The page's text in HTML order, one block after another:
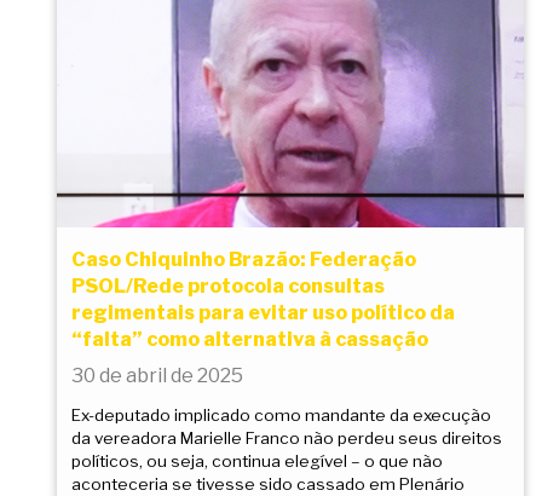
Caso Chiquinho Brazão: Federação
PSOL/Rede protocola consultas
regimentais para evitar uso político da
“falta” como alternativa à cassação
30 de abril de 2025
Ex-deputado implicado como mandante da execução
da vereadora Marielle Franco não perdeu seus direitos
políticos, ou seja, continua elegível – o que não
aconteceria se tivesse sido cassado em Plenário